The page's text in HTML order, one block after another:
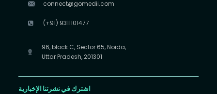
connect@gomedii.com
(+91) 9311101477
96, block C, Sector 65, Noida,
Uttar Pradesh, 201301
اشترك في نشرتنا الإخبارية